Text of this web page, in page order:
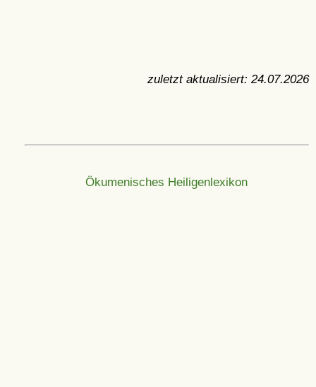
zuletzt aktualisiert: 24.07.2026
Ökumenisches Heiligenlexikon